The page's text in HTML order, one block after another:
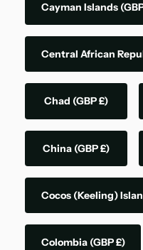
Cayman Islands
Central African
Chad (GBP £)
China (GBP £)
Cocos (Keeling)
Colombia (GBP £)